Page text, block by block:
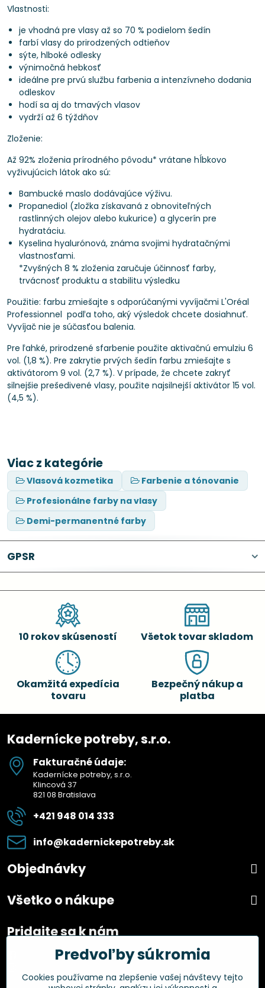
Vlastnosti:
je vhodná pre vlasy až so 70 % podielom šedín
farbí vlasy do prirodzených odtieňov
sýte, hlboké odlesky
výnimočná hebkosť
ideálne pre prvú službu farbenia a intenzívneho dodania
odleskov
hodí sa aj do tmavých vlasov
vydrží až 6 týždňov
Zloženie:
Až 92% zloženia prírodného pôvodu* vrátane hĺbkovo
vyživujúcich látok ako sú:
Bambucké maslo dodávajúce výživu.
Propanediol (zložka získavaná z obnoviteľných
rastlinných olejov alebo kukurice) a glycerín pre
hydratáciu.
Kyselina hyalurónová, známa svojimi hydratačnými
vlastnosťami.
*Zvyšných 8 % zloženia zaručuje účinnosť farby,
trvácnosť produktu a stabilitu výsledku
Použitie: farbu zmiešajte s odporúčanými vyvíjačmi L'Oréal
Professionnel podľa toho, aký výsledok chcete dosiahnuť.
Vyvíjač nie je súčasťou balenia.
Pre ľahké, prirodzené sfarbenie použite aktivačnú emulziu 6
vol. (1,8 %). Pre zakrytie prvých šedín farbu zmiešajte s
aktivátorom 9 vol. (2,7 %). V prípade, že chcete zakryť
silnejšie prešedivené vlasy, použite najsilnejší aktivátor 15 vol.
(4,5 %).
Viac z kategórie
Vlasová kozmetika
Farbenie a tónovanie
Profesionálne farby na vlasy
Demi-permanentné farby
GPSR
10 rokov skúseností Všetok tovar skladom
Okamžitá expedícia
tovaru
Bezpečný nákup a
platba
Kadernícke potreby, s.r.o.
Fakturačné údaje:
Kadernícke potreby, s.r.o.
Klincová 37
821 08 Bratislava
+421 948 014 333
info​@kadernickepotreby​.sk
Objednávky
Všetko o nákupe
Pridajte sa k nám
FacebookPredvoľby súkromia
Cookies používame na zlepšenie vašej návštevy tejto